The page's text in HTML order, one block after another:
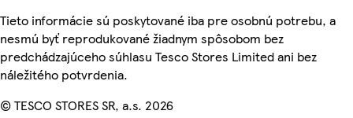
Tieto informácie sú poskytované iba pre osobnú potrebu, a
nesmú byť reprodukované žiadnym spôsobom bez
predchádzajúceho súhlasu Tesco Stores Limited ani bez
náležitého potvrdenia.
© TESCO STORES SR, a.s. 2026